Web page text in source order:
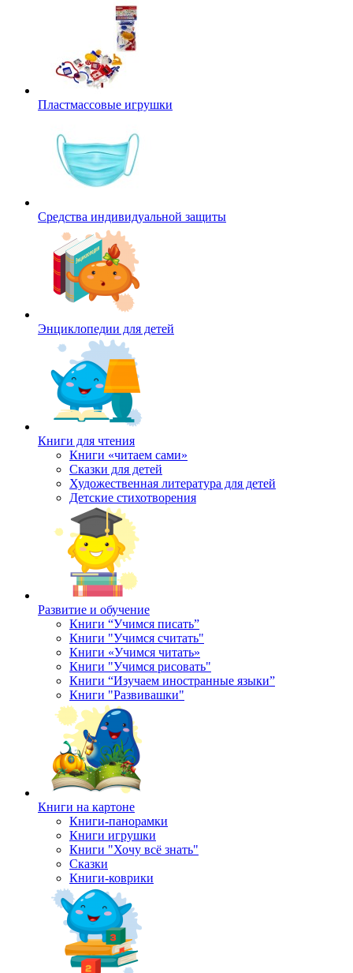
Пластмассовые игрушки
Средства индивидуальной защиты
Энциклопедии для детей
Книги для чтения
Книги «читаем сами»
Сказки для детей
Художественная литература для детей
Детские стихотворения
Развитие и обучение
Книги “Учимся писать”
Книги "Учимся считать"
Книги «Учимся читать»
Книги "Учимся рисовать"
Книги “Изучаем иностранные языки”
Книги "Развивашки"
Книги на картоне
Книги-панорамки
Книги игрушки
Книги "Хочу всё знать"
Сказки
Книги-коврики